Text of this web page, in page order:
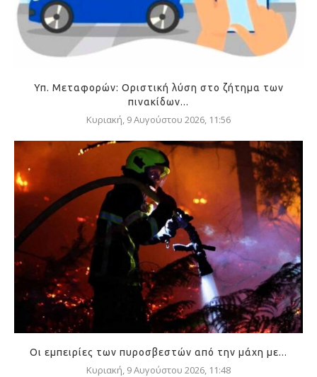
Υπ. Μεταφορών: Οριστική λύση στο ζήτημα των
πινακίδων...
Κυριακή, 9 Αυγούστου 2026, 11:56
Οι εμπειρίες των πυροσβεστών από την μάχη με...
Κυριακή, 9 Αυγούστου 2026, 11:48